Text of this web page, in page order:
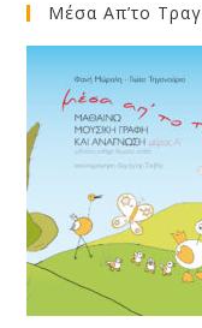
Μέσα Απ’το